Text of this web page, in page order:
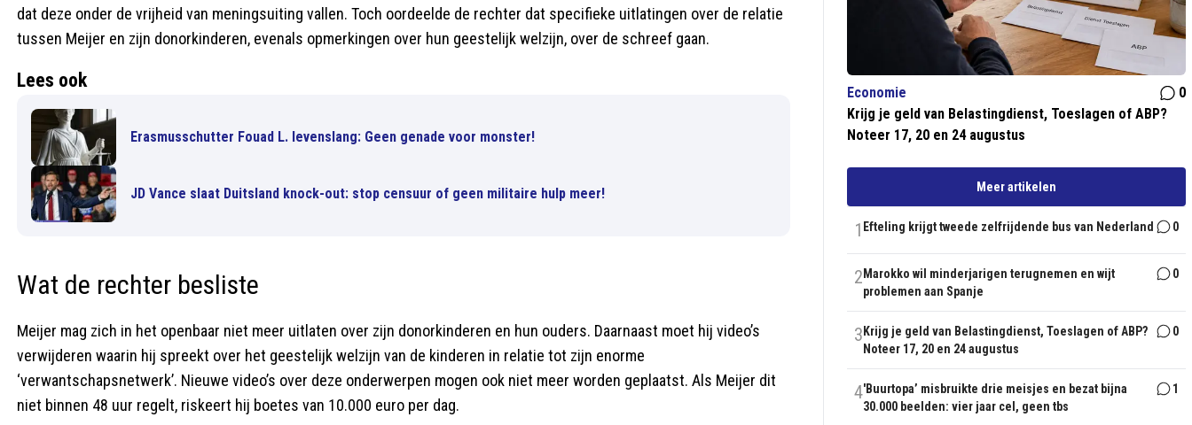
dat deze onder de vrijheid van meningsuiting vallen. Toch oordeelde de rechter dat specifieke uitlatingen over de relatie
tussen Meijer en zijn donorkinderen, evenals opmerkingen over hun geestelijk welzijn, over de schreef gaan.
Lees ook
Erasmusschutter Fouad L. levenslang: Geen genade voor monster!
JD Vance slaat Duitsland knock-out: stop censuur of geen militaire hulp meer!
Wat de rechter besliste
Meijer mag zich in het openbaar niet meer uitlaten over zijn donorkinderen en hun ouders. Daarnaast moet hij video’s
verwijderen waarin hij spreekt over het geestelijk welzijn van de kinderen in relatie tot zijn enorme
‘verwantschapsnetwerk’. Nieuwe video’s over deze onderwerpen mogen ook niet meer worden geplaatst. Als Meijer dit
niet binnen 48 uur regelt, riskeert hij boetes van 10.000 euro per dag.
Economie
0
Krijg je geld van Belastingdienst, Toeslagen of ABP?
Noteer 17, 20 en 24 augustus
Meer artikelen
1 Efteling krijgt tweede zelfrijdende bus van Nederland 0
2 Marokko wil minderjarigen terugnemen en wijt
problemen aan Spanje
0
3 Krijg je geld van Belastingdienst, Toeslagen of ABP?
Noteer 17, 20 en 24 augustus
0
4'Buurtopa’ misbruikte drie meisjes en bezat bijna
30.000 beelden: vier jaar cel, geen tbs
1